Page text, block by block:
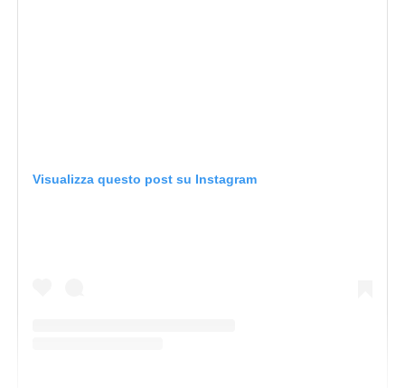
Visualizza questo post su Instagram